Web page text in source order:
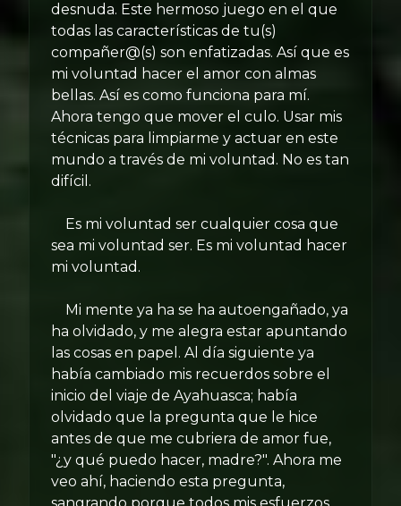
desnuda. Este hermoso juego en el que
todas las características de tu(s)
compañer@(s) son enfatizadas. Así que es
mi voluntad hacer el amor con almas
bellas. Así es como funciona para mí.
Ahora tengo que mover el culo. Usar mis
técnicas para limpiarme y actuar en este
mundo a través de mi voluntad. No es tan
difícil.
Es mi voluntad ser cualquier cosa que
sea mi voluntad ser. Es mi voluntad hacer
mi voluntad.
Mi mente ya ha se ha autoengañado, ya
ha olvidado, y me alegra estar apuntando
las cosas en papel. Al día siguiente ya
había cambiado mis recuerdos sobre el
inicio del viaje de Ayahuasca; había
olvidado que la pregunta que le hice
antes de que me cubriera de amor fue,
"¿y qué puedo hacer, madre?". Ahora me
veo ahí, haciendo esta pregunta,